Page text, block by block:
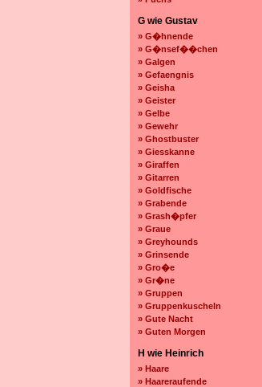
G wie Gustav
» G�hnende
» G�nsef��chen
» Galgen
» Gefaengnis
» Geisha
» Geister
» Gelbe
» Gewehr
» Ghostbuster
» Giesskanne
» Giraffen
» Gitarren
» Goldfische
» Grabende
» Grash�pfer
» Graue
» Greyhounds
» Grinsende
» Gro�e
» Gr�ne
» Gruppen
» Gruppenkuscheln
» Gute Nacht
» Guten Morgen
H wie Heinrich
» Haare
» Haareraufende